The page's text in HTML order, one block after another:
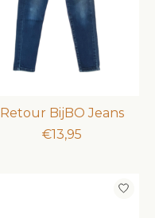
Retour BijBO Jeans
€13,95